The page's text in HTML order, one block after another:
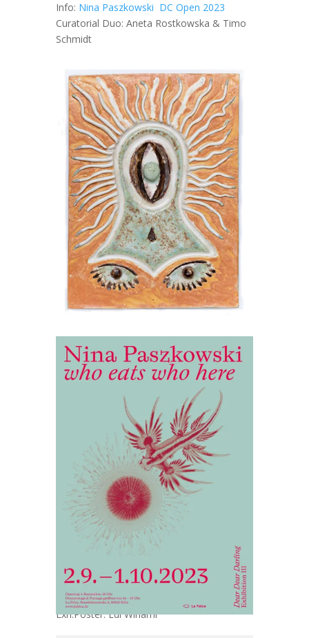
Info: Nina Paszkowski DC Open 2023
Curatorial Duo: Aneta Rostkowska & Timo
Schmidt
Exh.Poster: Edi Winarni